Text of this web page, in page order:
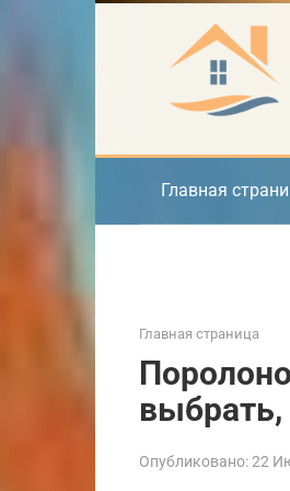
Главная
Главная страница
Опубликовано:22